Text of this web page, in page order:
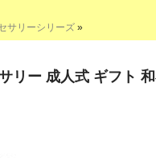
サリーシリーズ »
リー 成人式 ギフト